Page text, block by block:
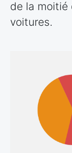
de la moitié
voitures.